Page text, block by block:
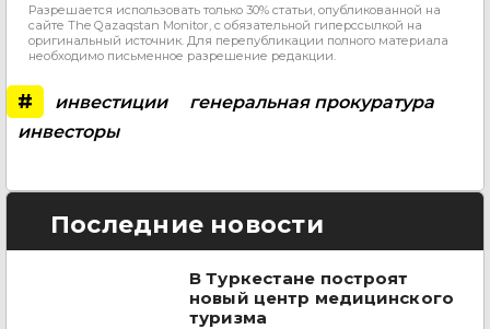
Разрешается использовать только 30% статьи, опубликованной на
сайте The Qazaqstan Monitor, с обязательной гиперссылкой на
оригинальный источник. Для перепубликации полного материала
необходимо письменное разрешение редакции.
# инвестиции
генеральная прокуратура
инвесторы
Последние новости
В Туркестане построят
новый центр медицинского
туризма